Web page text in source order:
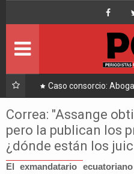
Caso consorcio:
su
Correa: "Assange
pero la publican los
¿dónde están los
El exmandatario
Portada
Ultimo
Economía
Mundo